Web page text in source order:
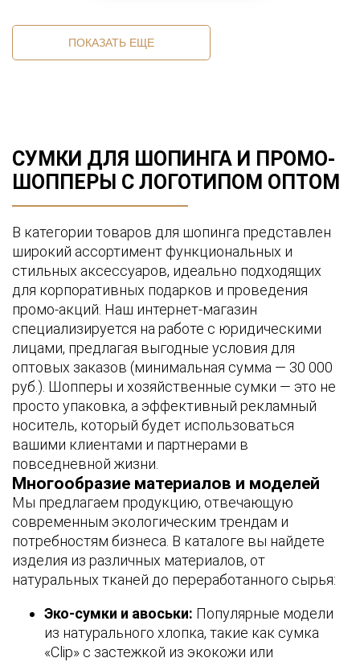
ПОКАЗАТЬ ЕЩЕ
СУМКИ ДЛЯ ШОПИНГА И ПРОМО-
ШОППЕРЫ С ЛОГОТИПОМ ОПТОМ
В категории товаров для шопинга представлен
широкий ассортимент функциональных и
стильных аксессуаров, идеально подходящих
для корпоративных подарков и проведения
промо-акций. Наш интернет-магазин
специализируется на работе с юридическими
лицами, предлагая выгодные условия для
оптовых заказов (минимальная сумма — 30 000
руб.). Шопперы и хозяйственные сумки — это не
просто упаковка, а эффективный рекламный
носитель, который будет использоваться
вашими клиентами и партнерами в
повседневной жизни.
Многообразие материалов и моделей
Мы предлагаем продукцию, отвечающую
современным экологическим трендам и
потребностям бизнеса. В каталоге вы найдете
изделия из различных материалов, от
натуральных тканей до переработанного сырья:
Эко-сумки и авоськи: Популярные модели
из натурального хлопка, такие как сумка
«Clip» с застежкой из экокожи или